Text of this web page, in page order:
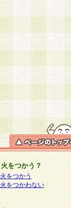
火をつかう？
火をつかう
火をつかわない